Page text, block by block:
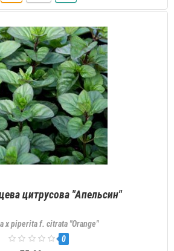
цитрусова "Апельсин"
x piperita f. citrata "Orange"
0